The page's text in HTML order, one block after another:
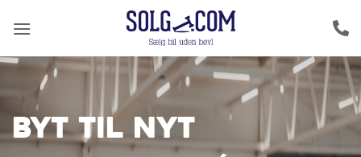
BYT TIL NYT